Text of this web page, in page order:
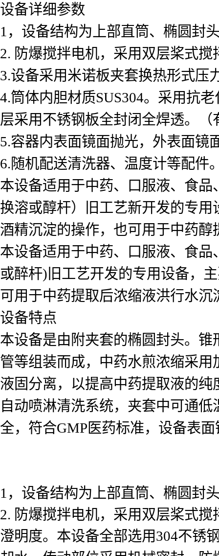
设备详细参数
1，设备结构为上部直筒、椭圆封
2. 防爆搅拌电机，采用双层桨式
3.设备采用米诺板夹套换热形式压
4.筒体内胆材质SUS304。采用抗
层采用不锈钢板全封闭全焊透。（
5.容器内表面镜面抛光，外表面镜
6.随机配送清洗器、温度计等配件
本设备适用于中药、口服液、食
换溶或醇杆）旧工艺新开发的专
酒精沉淀的操作，也可用于中药
本设备适用于中药、口服液、食
或醉杆)旧工艺开发的专用设备，
可用于中药提取后浓缩液洪行水沉
设备特点
本设备是由附夹套的椭圆封头。
管等组装而成，中药水煎浓缩采
液固分离，以提高中药提取液的
自动喷淋清洗系统，夹套中可通
全，符合GMP医药标准，设备表
1，设备结构为上部直筒、椭圆封
2. 防爆搅拌电机，采用双层桨式
澄明度。本设备全部选用304不锈